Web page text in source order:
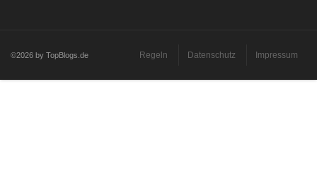
©2026 by TopBlogs.de Regeln Datenschutz Impressum